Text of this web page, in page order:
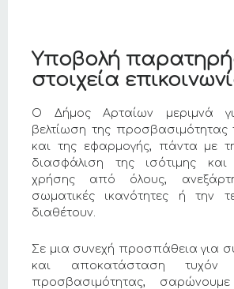
Υποβολή
στοιχεία
Ο Δήμος Αρταίων μεριμνά
βελτίωση της προσβασιμότητας
και της εφαρμογής, πάντα με
διασφάλιση της ισότιμης
χρήσης από όλους,
σωματικές ικανότητες ή την
διαθέτουν.
Σε μια συνεχή προσπάθεια για
και αποκατάσταση τυχόν
προσβασιμότητας,